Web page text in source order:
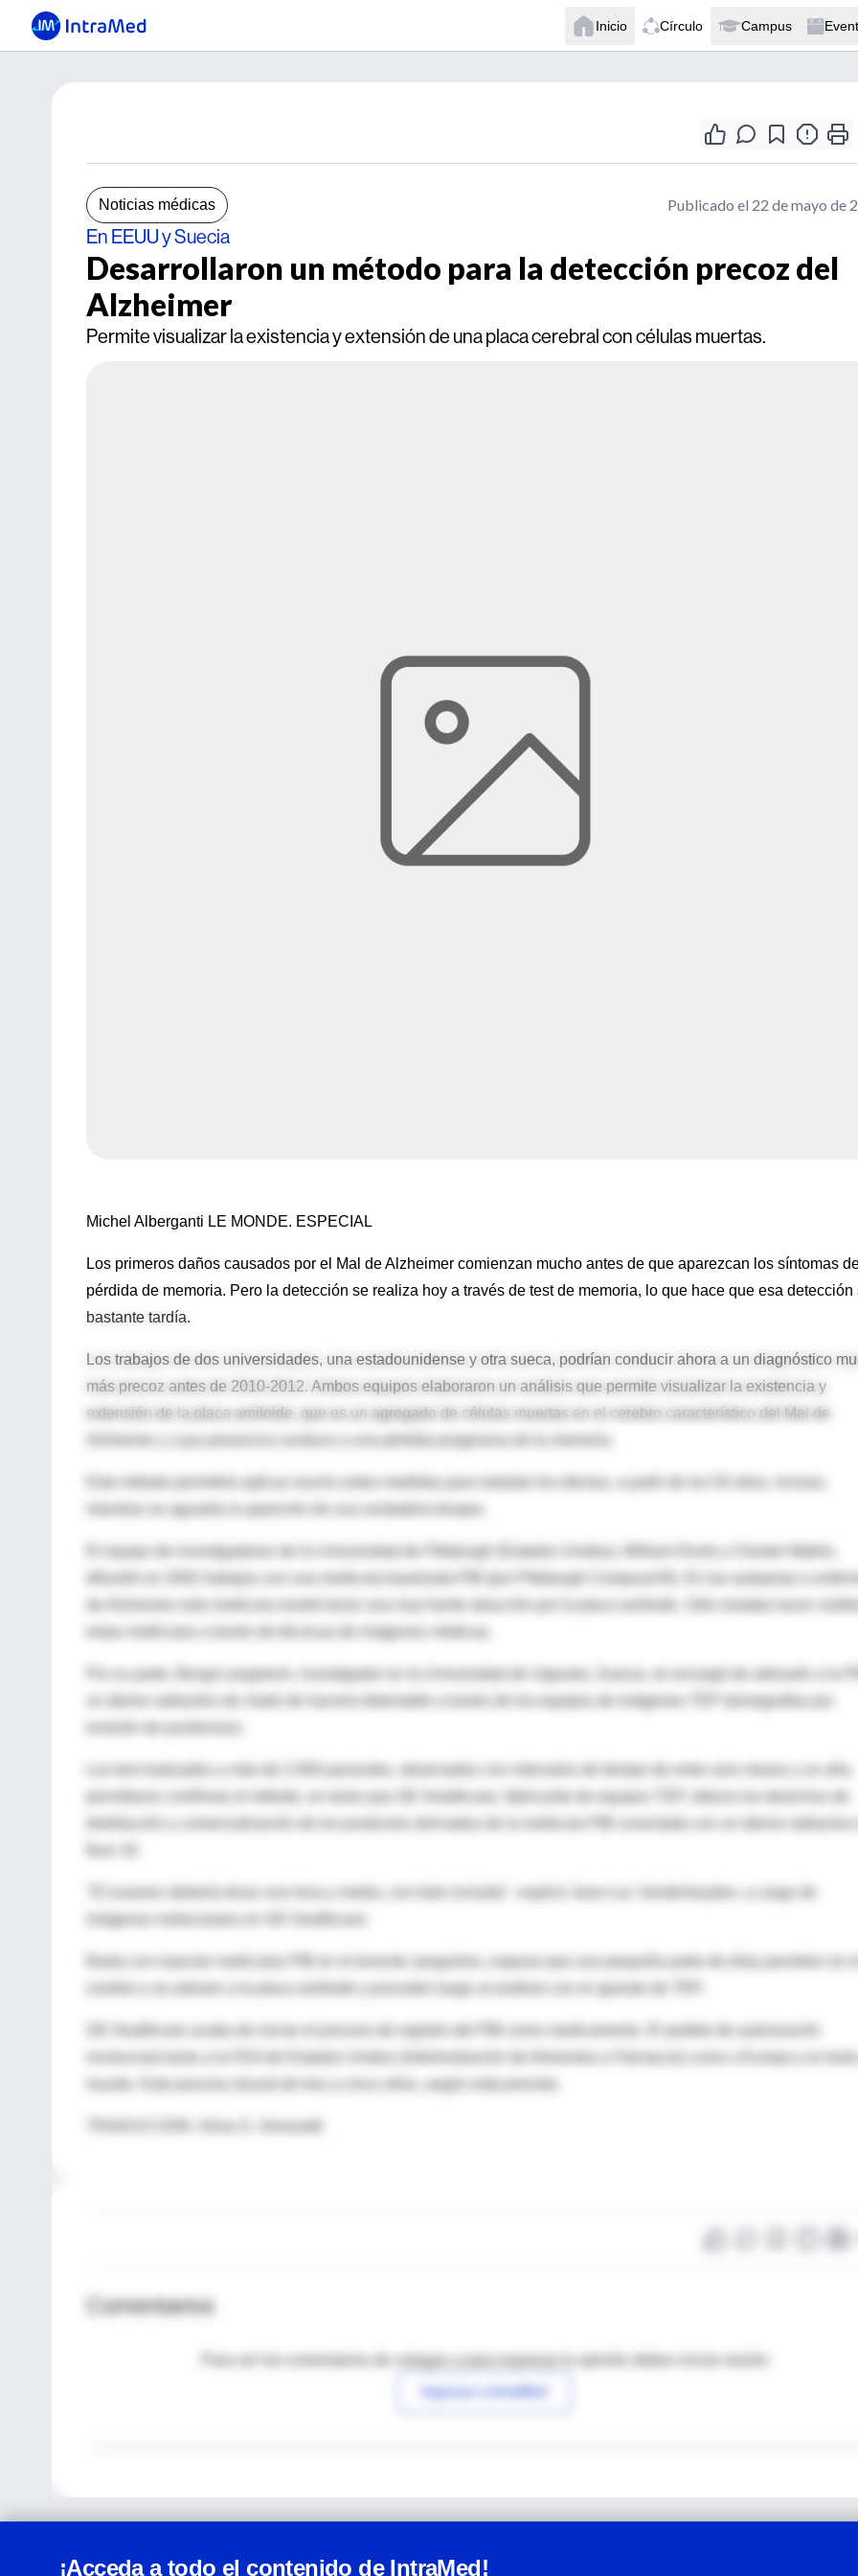
Inicio Círculo Campus
Noticias médicas Publicado el 22 de mayo de
En EEUU y Suecia
Desarrollaron un método para la detección precoz del
Alzheimer
Permite visualizar la existencia y extensión de una placa cerebral con células muertas.
Michel Alberganti LE MONDE. ESPECIAL
Los primeros daños causados por el Mal de Alzheimer comienzan mucho antes de que aparezcan los síntomas
pérdida de memoria. Pero la detección se realiza hoy a través de test de memoria, lo que hace que esa detección
bastante tardía.
Los trabajos de dos universidades, una estadounidense y otra sueca, podrían conducir ahora a un diagnóstico
más precoz antes de 2010-2012. Ambos equipos elaboraron un análisis que permite visualizar la existencia y
extensión de la placa amiloide, que es un agregado de células muertas en el cerebro característico del Mal de
Alzheimer y cuya presencia conduce a una pérdida progresiva de la memoria.
Este método permitiría aplicar mucho antes medidas para retardar los efectos, a partir de los 50 años, incluso,
mientras se aguarda la aparición de una verdadera terapia.
El equipo de investigadores de la Universidad de Pittsburgh (Estados Unidos), William Klunk y Chester Mathis,
difundió en 2002 trabajos con una molécula bautizada PIB (por Pittsburgh Compund-B). En las autopsias a
estas moléculas a través de técnicas de imágenes médicas.
Por su parte, Bengt Langstrom, investigador en la Universidad de Uppsala, Suecia, se encargó de adosarle a la
un átomo radiactivo de modo de hacerla detectable a través de los equipos de imágenes TEP (tomografías por
Los test realizados a más de 2.000 pacientes, observados con intervalos de tiempo de entre seis meses y un año,
permitieron confirmar el método, en tanto que GE Healthcare, fabricante de equipos TEP, obtuvo los derechos de
"El examen debería durar una hora y media, con todo incluido", explicó Jean-Luc Vanderheyden, a cargo de
imágenes moleculares en GE Healthcare.
Basta con inyectar moléculas PIB en el torrente sanguíneo, esperar que una pequeña parte de ellas penetren en
cerebro y se adosen a la placa amiloide y proceder luego al análisis con el aparato de TEP.
GE Healthcare acaba de iniciar el proceso de registro del PIB como medicamento. El pedido de autorización
involucrará tanto a la FDA de Estados Unidos (Administración de Alimentos y Fármacos) como a Europa y el
mundo. Este proceso durará de tres a cinco años, según está previsto.
Comentarios
Para ver los comentarios de colegas o para expresar tu opinión debes iniciar sesión
Ingresar a IntraMed
¡Acceda a todo el contenido de IntraMed!